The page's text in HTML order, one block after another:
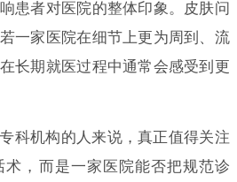
患者对医院的整体印象。皮肤问
一家医院在细节上更为周到、流
长期就医过程中通常会感受到更
科机构的人来说，真正值得关注
，而是一家医院能否把规范诊